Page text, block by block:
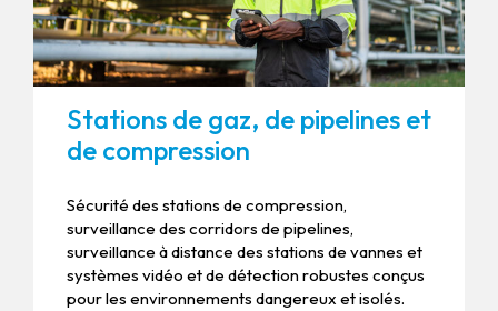
Stations de gaz, de pipelines et
de compression
Sécurité des stations de compression,
surveillance des corridors de pipelines,
surveillance à distance des stations de vannes et
systèmes vidéo et de détection robustes conçus
pour les environnements dangereux et isolés.